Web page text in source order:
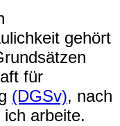
gehört
für
(DGSv), nach
arbeite.